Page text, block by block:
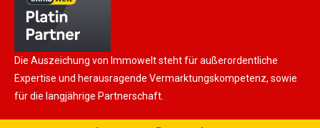
Die Auszeichung von Immowelt steht für außerordentliche
Expertise und herausragende Vermarktungskompetenz, sowie
für die langjährige Partnerschaft.